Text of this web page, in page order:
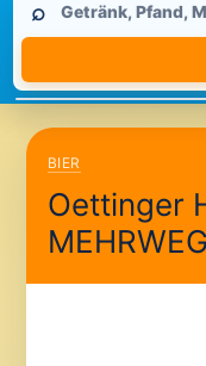
durchsuchen
⌕
BIER
Oettinger
MEHRWEG